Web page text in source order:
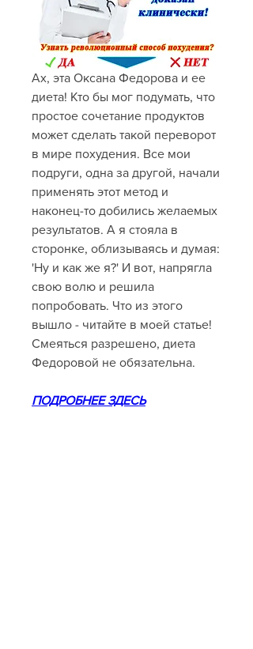
Ах, эта Оксана Федорова и ее
диета! Кто бы мог подумать, что
простое сочетание продуктов
может сделать такой переворот
в мире похудения. Все мои
подруги, одна за другой, начали
применять этот метод и
наконец-то добились желаемых
результатов. А я стояла в
сторонке, облизываясь и думая:
'Ну и как же я?' И вот, напрягла
свою волю и решила
попробовать. Что из этого
вышло - читайте в моей статье!
Смеяться разрешено, диета
Федоровой не обязательна.
ПОДРОБНЕЕ ЗДЕСЬ